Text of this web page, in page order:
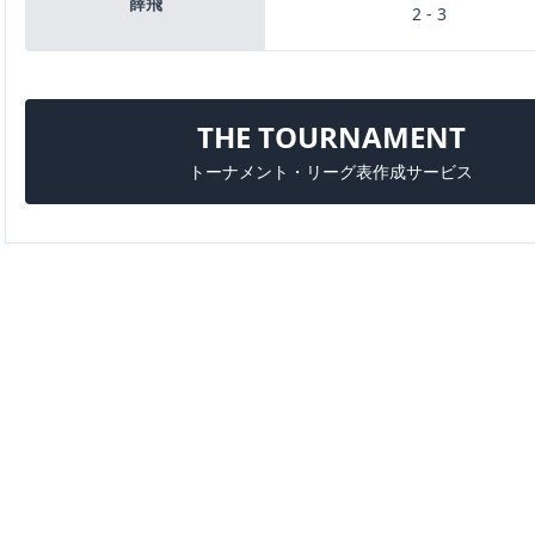
2 - 3
THE TOURNAMENT
トーナメント・リーグ表作成サービス